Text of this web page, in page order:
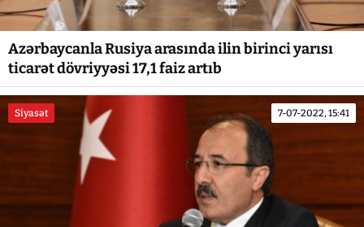
Azərbaycanla Rusiya arasında ilin birinci yarısı
ticarət dövriyyəsi 17,1 faiz artıb
Siyasət 7-07-2022, 15:41